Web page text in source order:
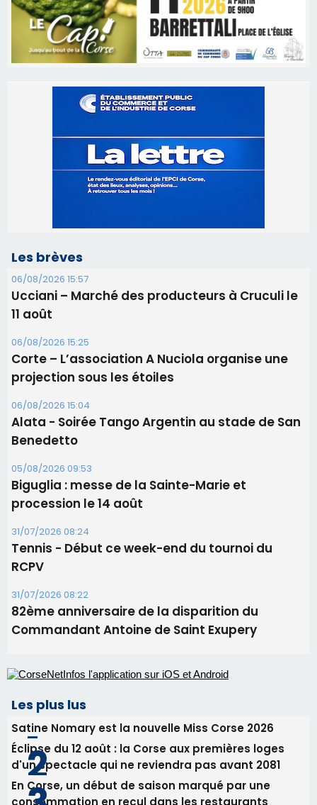
06/08/2026 15:57
Ucciani – Marché des producteurs à Cruculi le
Corte – L’association A Nuciola organise une
projection sous les étoiles
06/08/2026 15:04
Alata - Soirée Tango Argentin au stade de San
Benedetto
05/08/2026 09:53
Biguglia : messe de la Sainte-Marie et
procession le 14 août
31/07/2026 08:24
Tennis - Début ce week-end du tournoi du
RCPV
31/07/2026 08:22
82ème anniversaire de la disparition du
Commandant Antoine de Saint Exupery
Les plus lus
Satine Nomary est la nouvelle Miss Corse 2026
Éclipse du 12 août : la Corse aux premières loges
d'un spectacle qui ne reviendra pas avant 2081
consommation en recul dans les restaurants
face à une nouvelle escroquerie au faux vendeur de
vin
Deux jeunes Ajacciens sur la voie de la médecine
militaire
Newsletter